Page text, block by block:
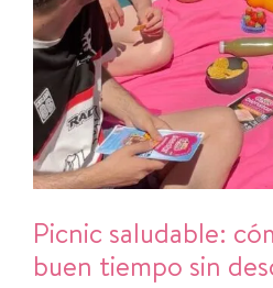
Picnic saludable:
buen tiempo sin